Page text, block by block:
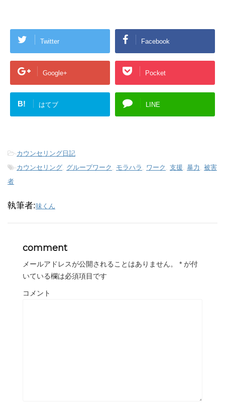
Twitter Facebook
Google+ Pocket
B! はてブ LINE
-カウンセリング日記
-カウンセリング, グループワーク , モラハラ , ワーク , 支援, 暴力 , 被害
者
執筆者:味くん
comment
メールアドレスが公開されることはありません。 * が付
いている欄は必須項目です
コメント